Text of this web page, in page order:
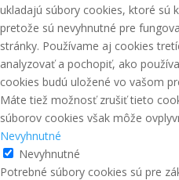
ukladajú súbory cookies, ktoré sú
pretože sú nevyhnutné pre
stránky. Používame aj cookies
analyzovať a pochopiť, ako
cookies budú uložené vo vašom
Máte tiež možnosť zrušiť tieto
súborov cookies však môže
Nevyhnutné
Nevyhnutné
Potrebné súbory cookies sú pre